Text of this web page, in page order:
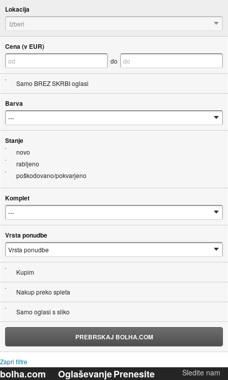
Lokacija
Izberi
Cena (v EUR)
do
Samo BREZ SKRBI oglasi
Barva
Stanje
novo
rabljeno
poškodovano/pokvarjeno
Komplet
Vrsta ponudbe
Kupim
Nakup preko spleta
Samo oglasi s sliko
PREBRSKAJ BOLHA.COM
Zapri filtre
bolha.com OglaševanjePrenesite Sledite nam